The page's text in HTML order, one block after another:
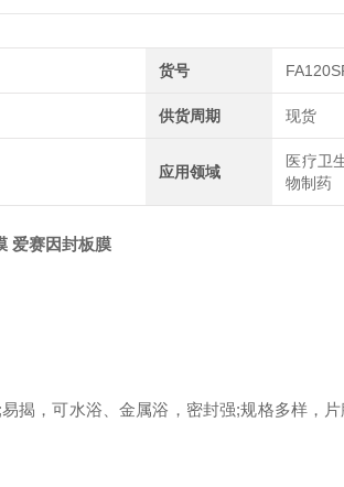
货号
供货周期 现货
应用领域
医疗卫
物制药
爱赛因封板膜
，可水浴、金属浴，密封强;规格多样，片